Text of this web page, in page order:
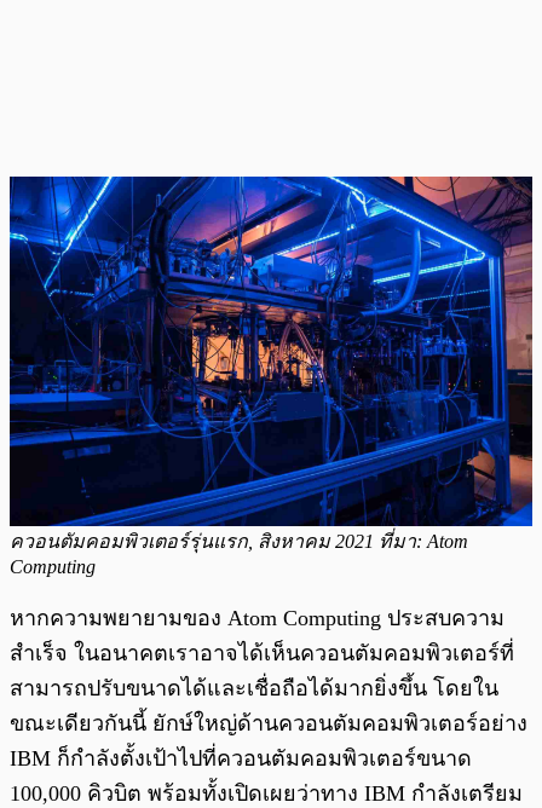
ควอนตัมคอมพิวเตอร์รุ่นแรก, สิงหาคม 2021 ที่มา: Atom
Computing
หากความพยายามของ Atom Computing ประสบความ
สำเร็จ ในอนาคตเราอาจได้เห็นควอนตัมคอมพิวเตอร์ที่
สามารถปรับขนาดได้และเชื่อถือได้มากยิ่งขึ้น โดยใน
ขณะเดียวกันนี้ ยักษ์ใหญ่ด้านควอนตัมคอมพิวเตอร์อย่าง
IBM ก็กำลังตั้งเป้าไปที่ควอนตัมคอมพิวเตอร์ขนาด
100,000 คิวบิต พร้อมทั้งเปิดเผยว่าทาง IBM กำลังเตรียม